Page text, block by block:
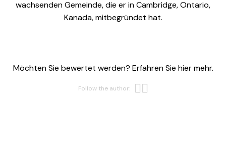
wachsenden Gemeinde, die er in Cambridge, Ontario,
Kanada, mitbegründet hat.
Möchten Sie bewertet werden? Erfahren Sie hier mehr.
Follow the author: Opens new